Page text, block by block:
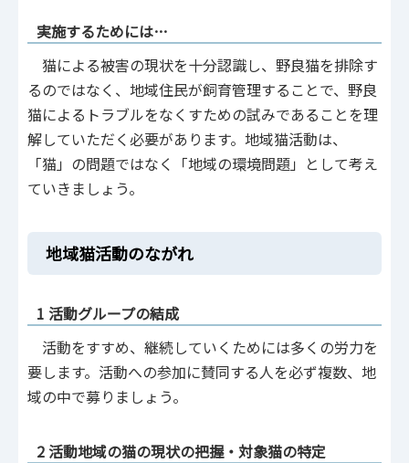
実施するためには…
猫による被害の現状を十分認識し、野良猫を排除す
るのではなく、地域住民が飼育管理することで、野良
猫によるトラブルをなくすための試みであることを理
解していただく必要があります。地域猫活動は、
「猫」の問題ではなく「地域の環境問題」として考え
ていきましょう。
地域猫活動のながれ
1 活動グループの結成
活動をすすめ、継続していくためには多くの労力を
要します。活動への参加に賛同する人を必ず複数、地
域の中で募りましょう。
2 活動地域の猫の現状の把握・対象猫の特定